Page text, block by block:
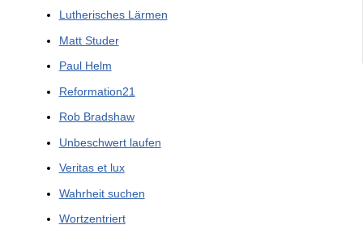
Lutherisches Lärmen
Matt Studer
Paul Helm
Reformation21
Rob Bradshaw
Unbeschwert laufen
Veritas et lux
Wahrheit suchen
Wortzentriert